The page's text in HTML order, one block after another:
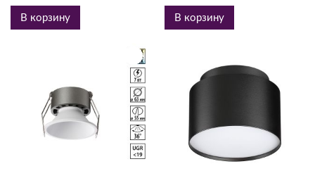
В корзину В корзину